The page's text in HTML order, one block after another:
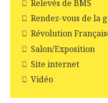
Relevés de BMS
Rendez-vous de la
Révolution
Salon/Exposition
Site internet
Vidéo